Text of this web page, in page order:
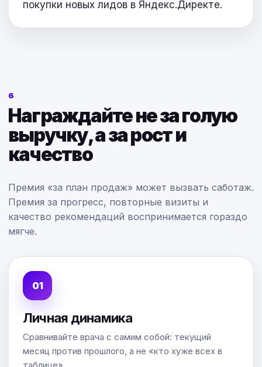
покупки новых лидов в Яндекс.Директе.
6
Награждайте не за голую
выручку, а за рост и
качество
Премия «за план продаж» может вызвать саботаж.
Премия за прогресс, повторные визиты и
качество рекомендаций воспринимается гораздо
мягче.
Личная динамика
Сравнивайте врача с самим собой: текущий
месяц против прошлого, а не «кто хуже всех в